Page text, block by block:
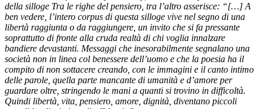
della silloge Tra le righe del pensiero, tra l’altro asserisce: “[…] A
ben vedere, l’intero corpus di questa silloge vive nel segno di una
libertà raggiunta o da raggiungere, un invito che si fa pressante
soprattutto di fronte alla cruda realtà di chi voglia innalzare
bandiere devastanti. Messaggi che inesorabilmente segnalano una
società non in linea col benessere dell’uomo e che la poesia ha il
compito di non sottacere creando, con le immagini e il canto intimo
delle parole, quella parte mancante di umanità e d’amore per
guardare oltre, stringendo le mani a quanti si trovino in difficoltà.
Quindi libertà, vita, pensiero, amore, dignità, diventano piccoli